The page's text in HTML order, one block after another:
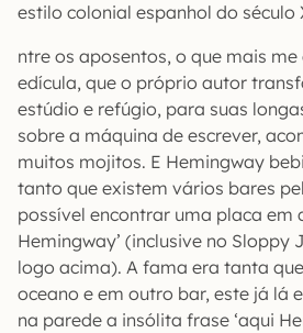
estilo colonial espanhol do século
ntre os aposentos, o que mais
edícula, que o próprio autor
estúdio e refúgio, para suas
sobre a máquina de escrever,
muitos mojitos. E Hemingway
tanto que existem vários bares
possível encontrar uma placa em
Hemingway’ (inclusive no Sloppy
logo acima). A fama era tanta
oceano e em outro bar, este já lá
na parede a insólita frase ‘aqui